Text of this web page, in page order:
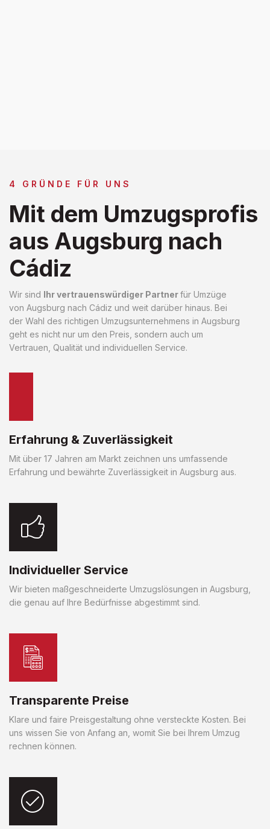
4 GRÜNDE FÜR UNS
Mit dem Umzugsprofis
aus Augsburg nach
Cádiz
Wir sind Ihr vertrauenswürdiger Partnerfür Umzüge
von Augsburg nach Cádiz und weit darüber hinaus. Bei
der Wahl des richtigen Umzugsunternehmens in Augsburg
geht es nicht nur um den Preis, sondern auch um
Vertrauen, Qualität und individuellen Service.
Erfahrung & Zuverlässigkeit
Mit über 17 Jahren am Markt zeichnen uns umfassende
Erfahrung und bewährte Zuverlässigkeit in Augsburg aus.
Individueller Service
Wir bieten maßgeschneiderte Umzugslösungen in Augsburg,
die genau auf Ihre Bedürfnisse abgestimmt sind.
Transparente Preise
Klare und faire Preisgestaltung ohne versteckte Kosten. Bei
uns wissen Sie von Anfang an, womit Sie bei Ihrem Umzug
rechnen können.